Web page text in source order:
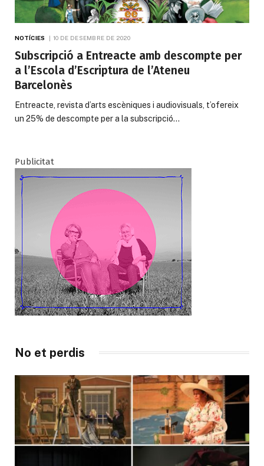
NOTÍCIES 10 DE DESEMBRE DE 2020
Subscripció a Entreacte amb descompte per
a l’Escola d’Escriptura de l’Ateneu
Barcelonès
Entreacte, revista d’arts escèniques i audiovisuals, t’ofereix
un 25% de descompte per a la subscripció…
Publicitat
No et perdis